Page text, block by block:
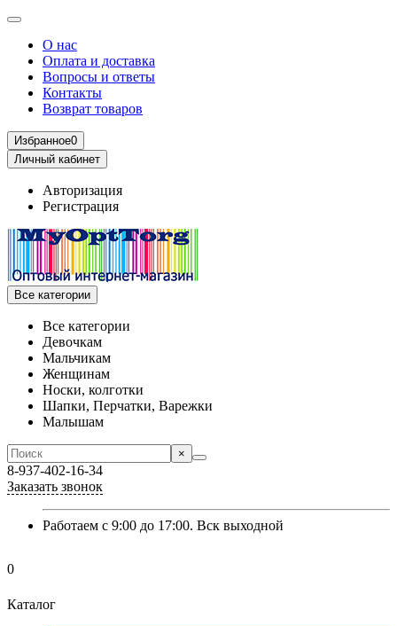
О нас
Оплата и доставка
Вопросы и ответы
Контакты
Возврат товаров
Избранное0
Личный кабинет
Авторизация
Регистрация
Все категории
Все категории
Девочкам
Мальчикам
Женщинам
Носки, колготки
Шапки, Перчатки, Варежки
Малышам
×
8-937-402-16-34
Заказать звонок
Работаем с 9:00 до 17:00. Вск выходной
0
Каталог